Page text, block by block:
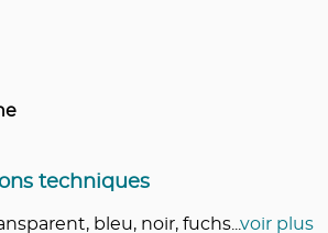
techniques
bleu, noir, fuchs... voir plus